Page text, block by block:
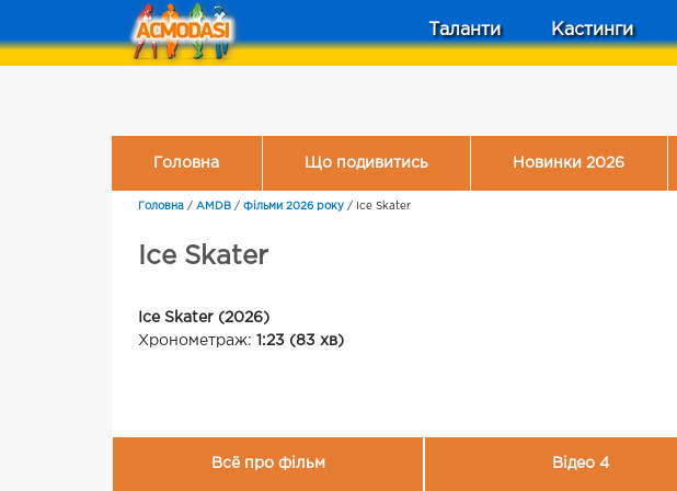
Таланти Кастинги
Головна Що подивитись Новинки 2026
Головна / AMDB / Фільми 2026 року / Ice Skater
Ice Skater
Ice Skater (2026)
Хронометраж: 1:23 (83 хв)
Всё про фільм Відео 4